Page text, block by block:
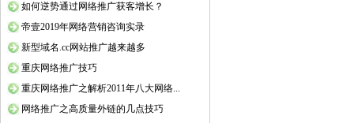
如何逆势通过网络推广获客增长？
帝壹2019年网络营销咨询实录
新型域名.cc网站推广越来越多
重庆网络推广技巧
重庆网络推广之解析2011年八大网络...
网络推广之高质量外链的几点技巧